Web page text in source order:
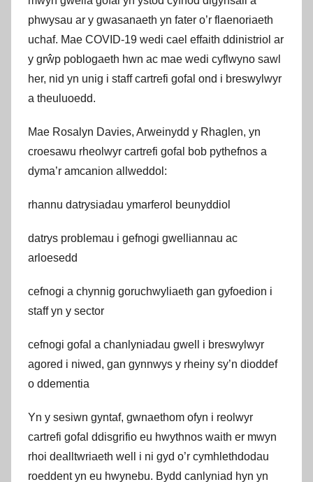
phwysau ar y gwasanaeth yn fater o’r flaenoriaeth
uchaf. Mae COVID-19 wedi cael effaith ddinistriol ar
y grŵp poblogaeth hwn ac mae wedi cyflwyno sawl
her, nid yn unig i staff cartrefi gofal ond i breswylwyr
a theuluoedd.
Mae Rosalyn Davies, Arweinydd y Rhaglen, yn
croesawu rheolwyr cartrefi gofal bob pythefnos a
dyma’r amcanion allweddol:
rhannu datrysiadau ymarferol beunyddiol
datrys problemau i gefnogi gwelliannau ac
arloesedd
cefnogi a chynnig goruchwyliaeth gan gyfoedion i
staff yn y sector
cefnogi gofal a chanlyniadau gwell i breswylwyr
agored i niwed, gan gynnwys y rheiny sy’n dioddef
o ddementia
Yn y sesiwn gyntaf, gwnaethom ofyn i reolwyr
cartrefi gofal ddisgrifio eu hwythnos waith er mwyn
rhoi dealltwriaeth well i ni gyd o’r cymhlethdodau
roeddent yn eu hwynebu. Bydd canlyniad hyn yn